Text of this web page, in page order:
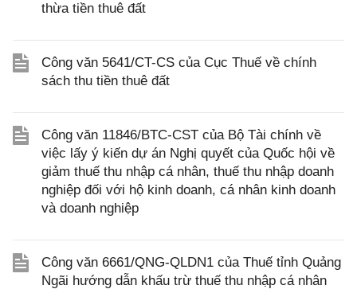
thừa tiền thuê đất
Công văn 5641/CT-CS của Cục Thuế về chính
sách thu tiền thuê đất
Công văn 11846/BTC-CST của Bộ Tài chính về
việc lấy ý kiến dự án Nghị quyết của Quốc hội về
giảm thuế thu nhập cá nhân, thuế thu nhập doanh
nghiệp đối với hộ kinh doanh, cá nhân kinh doanh
và doanh nghiệp
Công văn 6661/QNG-QLDN1 của Thuế tỉnh Quảng
Ngãi hướng dẫn khấu trừ thuế thu nhập cá nhân